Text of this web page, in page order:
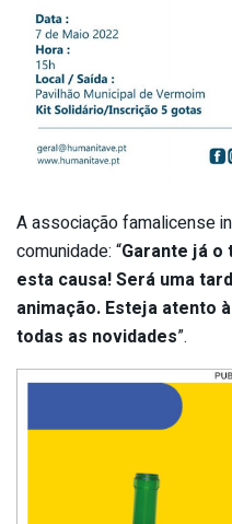
A associação famalicense
comunidade: “Garante já
esta causa! Será uma
animação. Esteja atento
todas as novidades”.